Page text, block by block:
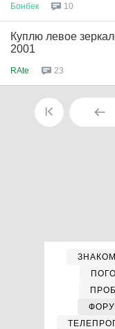
Бонбек 10
Куплю левое
2001
RAte 23